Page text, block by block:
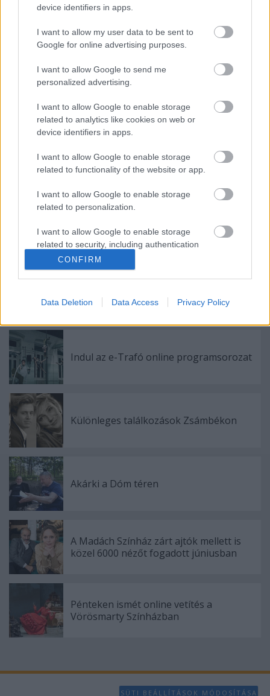
device identifiers in apps.
I want to allow my user data to be sent to
Google for online advertising purposes.
I want to allow Google to send me
personalized advertising.
I want to allow Google to enable storage
related to analytics like cookies on web or
device identifiers in apps.
I want to allow Google to enable storage
related to functionality of the website or app.
I want to allow Google to enable storage
related to personalization.
I want to allow Google to enable storage
related to security, including authentication
functionality and fraud prevention, and other
user protection.
CONFIRM
Data Deletion Data Access Privacy Policy
Felkért művészeti vezetőmmel –
hogy a színház kiemelt feladata a XXI. század
intermediális társadalma aktuális problémáinak
keresztüli bemutatása” – fűzi hozzá dolgozatában.
térségi kulturális központtá kívánja tenni a Csiky
Gergely Színházat. „Olyan unikális intézményt
vizionálunk, amely a Kaposvár – Keszthely – Siófok
fogalmaz.
olvasható teljes terjedelemben.
Címkék:pályázat kaposvár Csiky Gergely Színház
Indul az e-Trafó online programsorozat
Különleges találkozások Zsámbékon
Akárki a Dóm téren
A Madách Színház zárt ajtók mellett is
közel 6000 nézőt fogadott júniusban
Pénteken ismét online vetítés a
Vörösmarty Színházban
SÜTI BEÁLLÍTÁSOK MÓDOSÍTÁSA